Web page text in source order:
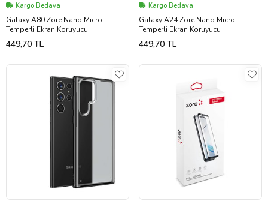
Kargo Bedava
Galaxy A80 Zore Nano Micro
Temperli Ekran Koruyucu
449,70 TL
Kargo Bedava
Galaxy A24 Zore Nano Micro
Temperli Ekran Koruyucu
449,70 TL